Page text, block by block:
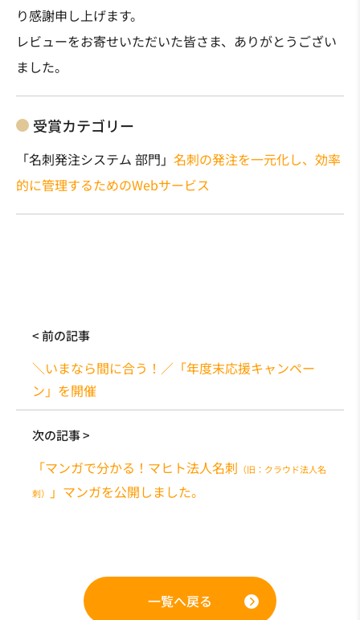
り感謝申し上げます。
レビューをお寄せいただいた皆さま、ありがとうござい
ました。
受賞カテゴリー
「名刺発注システム 部門」 名刺の発注を一元化し、効率
的に管理するためのWebサービス
< 前の記事
＼いまなら間に合う！／「年度末応援キャンペー
ン」を開催
次の記事 >
「マンガで分かる！マヒト法人名刺 （旧：クラウド法人名
刺）
」マンガを公開しました。
一覧へ戻る